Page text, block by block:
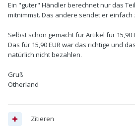
Ein "guter" Händler berechnet nur das
mitnimmst. Das andere sendet er einfach
Selbst schon gemacht für Artikel für 15,90
Das für 15,90 EUR war das richtige und
natürlich nicht bezahlen.
Gruß
Otherland
Zitieren